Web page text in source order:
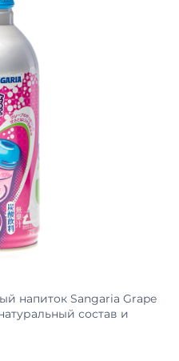
напиток Sangaria Grape
состав и